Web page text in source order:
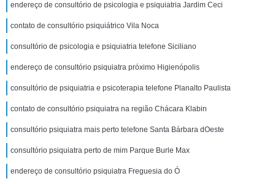
endereço de consultório de psicologia e psiquiatria Jardim Ceci
contato de consultório psiquiátrico Vila Noca
consultório de psicologia e psiquiatria telefone Siciliano
endereço de consultório psiquiatra próximo Higienópolis
consultório de psiquiatria e psicoterapia telefone Planalto Paulista
contato de consultório psiquiatra na região Chácara Klabin
consultório psiquiatra mais perto telefone Santa Bárbara dOeste
consultório psiquiatra perto de mim Parque Burle Max
endereço de consultório psiquiatra Freguesia do Ó